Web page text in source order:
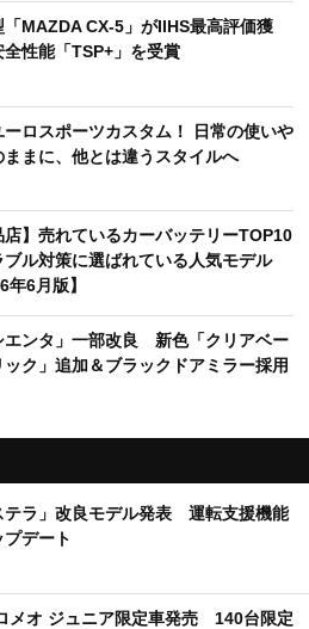
「MAZDA CX-5」がIIHS最高評価獲
性能「TSP+」を受賞
ーロスポーツカスタム！ 日常の使いや
ままに、他とは違うスタイルへ
店】売れているカーバッテリーTOP10
ブル対策に選ばれている人気モデル
年6月版】
エンタ」一部改良 新色「クリアベー
ック」追加＆ブラックドアミラー採用
テラ」改良モデル発表 運転支援機能
デート
メオ ジュニア限定車発売 140台限定